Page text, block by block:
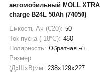
автомобильный MOLL XTRA
charge B24L 50Ah (74050)
Ёмкость Ач (С20): 50
Ток пуска (-18°С): 460
Полярность: Обратная -/+
Размер
(ДхШхВ)мм: 238x129x227